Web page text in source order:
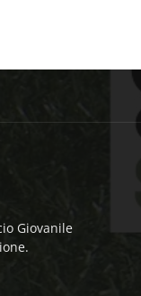
Giovanile